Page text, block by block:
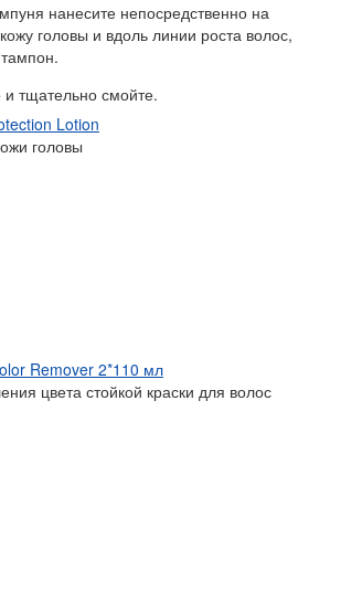
нанесите непосредственно на
головы и вдоль линии роста волос,
и тщательно смойте.
Lotion
головы
Remover 2*110 мл
цвета стойкой краски для волос